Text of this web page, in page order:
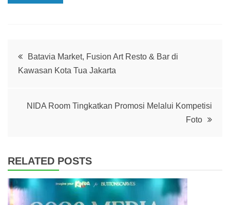
PostBatavia Market, Fusion Art Resto & Bar di
Kawasan Kota Tua Jakarta
NIDA Room Tingkatkan Promosi Melalui Kompetisi
Foto
RELATED POSTS